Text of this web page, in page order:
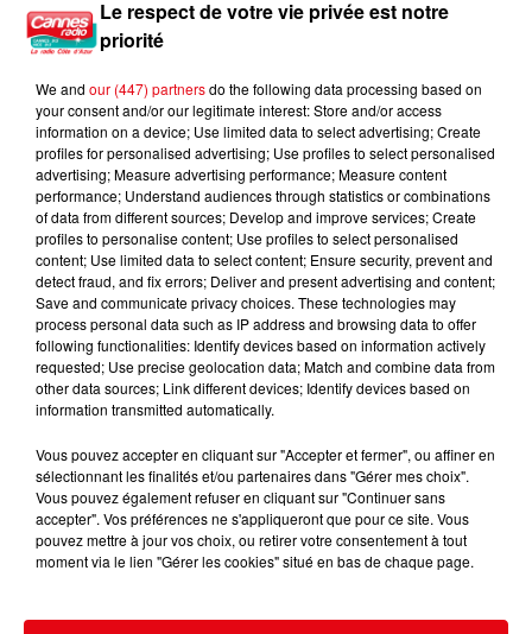
Nice : un salon de coiffure fermé après un contrôle
Le respect de votre vie privée est notre
priorité
We and our (447) partnersdo the following data processing based on
your consent and/or our legitimate interest: Store and/or access
information on a device; Use limited data to select advertising; Create
profiles for personalised advertising; Use profiles to select personalised
advertising; Measure advertising performance; Measure content
performance; Understand audiences through statistics or combinations
of data from different sources; Develop and improve services; Create
profiles to personalise content; Use profiles to select personalised
content; Use limited data to select content; Ensure security, prevent and
detect fraud, and fix errors; Deliver and present advertising and content;
Save and communicate privacy choices. These technologies may
process personal data such as IP address and browsing data to offer
following functionalities: Identify devices based on information actively
requested; Use precise geolocation data; Match and combine data from
other data sources; Link different devices; Identify devices based on
information transmitted automatically.
Vous pouvez accepter en cliquant sur "Accepter et fermer", ou affiner en
sélectionnant les finalités et/ou partenaires dans "Gérer mes choix".
Vous pouvez également refuser en cliquant sur "Continuer sans
accepter". Vos préférences ne s'appliqueront que pour ce site. Vous
pouvez mettre à jour vos choix, ou retirer votre consentement à tout
moment via le lien "Gérer les cookies" situé en bas de chaque page.